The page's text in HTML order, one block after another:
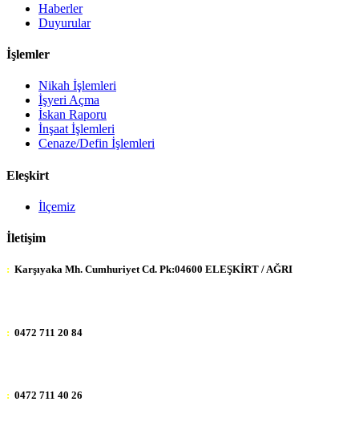
Haberler
Duyurular
İşlemler
Nikah İşlemleri
İşyeri Açma
İskan Raporu
İnşaat İşlemleri
Cenaze/Defin İşlemleri
Eleşkirt
İlçemiz
İletişim
: Karşıyaka Mh. Cumhuriyet Cd. Pk:04600 ELEŞKİRT / AĞRI
: 0472 711 20 84
: 0472 711 40 26